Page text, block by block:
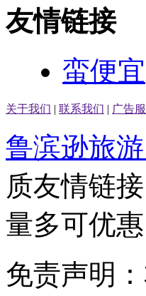
友情链接
蛮便宜
关于我们 | 联系我们 | 广告
鲁滨逊旅游
质友情链
量多可优惠
免责声明